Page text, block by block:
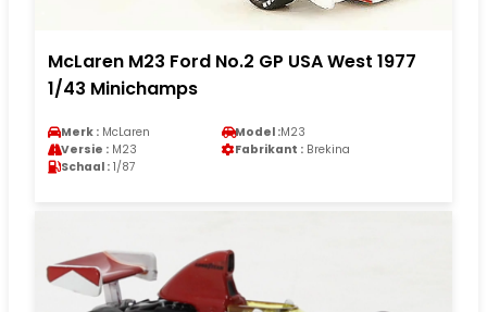
McLaren M23 Ford No.2 GP USA West 1977
1/43 Minichamps
Merk : McLaren Model :M23
Versie : M23 Fabrikant : Brekina
Schaal : 1/87